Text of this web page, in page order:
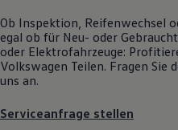
Wallbox und
Digitale Extras
Dienste für
Handy und
Updates für
Ob Inspektion, Reifenwechsel
egal ob für Neu- oder
oder Elektrofahrzeuge:
Volkswagen Teilen. Fragen Sie
uns an.
Serviceanfrage stellen